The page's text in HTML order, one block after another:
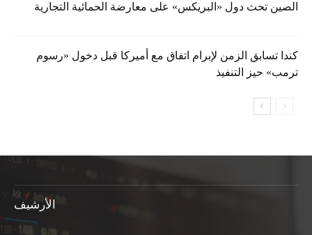
الصين تحث دول «البريكس» على معارضة الحمائية التجارية
كندا تسابق الزمن لإبرام اتفاق مع أميركا قبل دخول «رسوم
ترمب» حيز التنفيذ
الأرشيف